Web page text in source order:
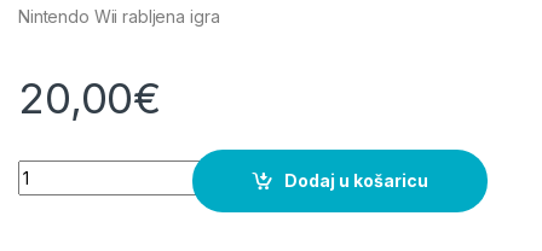
Nintendo Wii rabljena igra
20,00€
RATATOUILLE quantity
Dodaj u košaricu